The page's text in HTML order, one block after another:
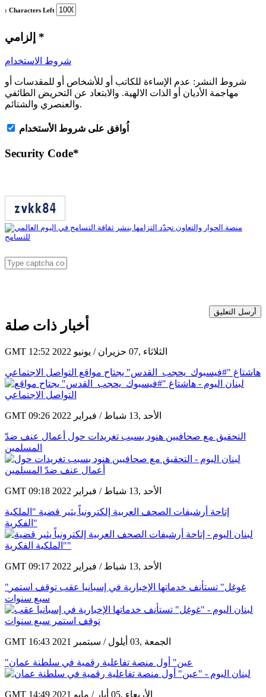
: Characters Left
*
شروط الاستخدام
شروط النشر: عدم الإساءة للكاتب أو للأشخاص أو للمقدسات أو
مهاجمة الأديان أو الذات الالهية. والابتعاد عن التحريض الطائفي
والعنصري والشتائم.
اُوافق على شروط الأستخدام
Security Code*
أرسل التعليق
أخبار ذات صلة
GMT 12:52 2022 الثلاثاء ,07 حزيران / يونيو
هاشتاغ "#فيسبوك_يحجب_القدس" يجتاح مواقع التواصل الاجتماعي
GMT 09:26 2022 الأحد ,13 شباط / فبراير
التحقيق مع صحافيين هنود بسبب تغريدات حول أعمال عنف ضدّ
المسلمين
GMT 09:18 2022 الأحد ,13 شباط / فبراير
إتاحة أرشيفات الصحف العربية إلكترونياً يثير قضية "الملكية
الفكرية"
GMT 09:17 2022 الأحد ,13 شباط / فبراير
"غوغل" تستأنف خدماتها الإخبارية في إسبانيا عقب توقف استمر
سبع سنوات
GMT 16:43 2021 الجمعة ,03 أيلول / سبتمبر
"عين" أول منصة تفاعلية رقمية في سلطنة عمان
GMT 14:49 2021 الأربعاء ,05 أيار / مايو